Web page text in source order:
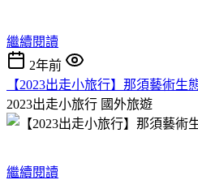
繼續閱讀
2年前
【2023出走小旅行】那須藝術生
2023出走小旅行 國外旅遊
繼續閱讀